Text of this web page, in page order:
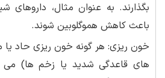
بگذارند. به عنوان مثال، داروهای
باعث کاهش هموگلوبین شوند.
خون ریزی: هر گونه خون ریزی حاد
های قاعدگی شدید یا زخم ها) می